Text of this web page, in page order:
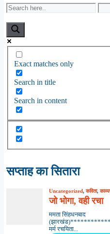
Exact matches only
Search in title
Search in content
सप्ताह का सितारा
Uncategorized,कविता,
जो भोगा, वही रचा
ममता सिंहधनबाद
मर्म रचयिता...